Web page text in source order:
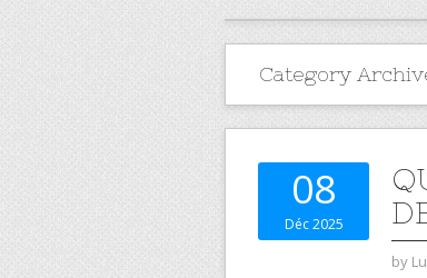
Category
08
Déc 2025
by